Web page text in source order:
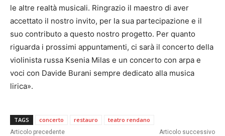
le altre realtà musicali. Ringrazio il maestro di aver
accettato il nostro invito, per la sua partecipazione e il
suo contributo a questo nostro progetto. Per quanto
riguarda i prossimi appuntamenti, ci sarà il concerto della
violinista russa Ksenia Milas e un concerto con arpa e
voci con Davide Burani sempre dedicato alla musica
lirica».
TAGS concerto restauro teatro rendano
Articolo precedente Articolo successivo